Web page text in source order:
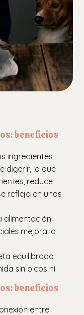
beneficios
ingredientes
digerir, lo que
reduce
refleja en unas
alimentación
mejora la
equilibrada
sin picos ni
beneficios
entre